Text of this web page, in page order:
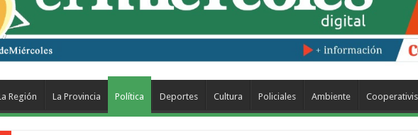
Región La Provincia Política Deportes Cultura Policiales Ambiente